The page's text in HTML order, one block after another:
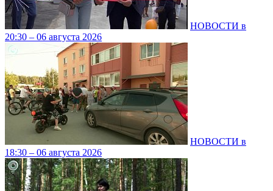
НОВОСТИ в
20:30 – 06 августа 2026
НОВОСТИ в
18:30 – 06 августа 2026